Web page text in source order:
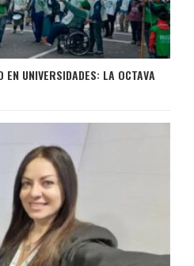
EN UNIVERSIDADES: LA OCTAVA